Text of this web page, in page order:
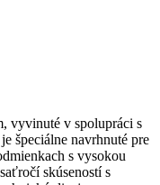
vyvinuté v spolupráci s
špeciálne navrhnuté pre
s vysokou
skúseností s